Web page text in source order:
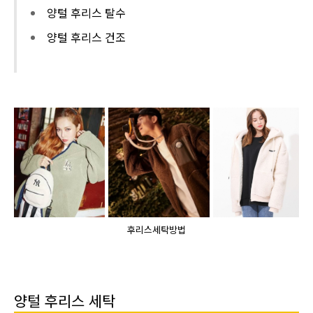
양털 후리스 탈수
양털 후리스 건조
후리스세탁방법
양털 후리스 세탁